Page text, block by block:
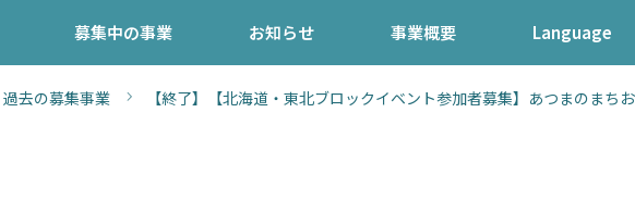
募集中の事業 お知らせ 事業概要 Language
過去の募集事業 【終了】【北海道・東北ブロックイベント参加者募集】あつま